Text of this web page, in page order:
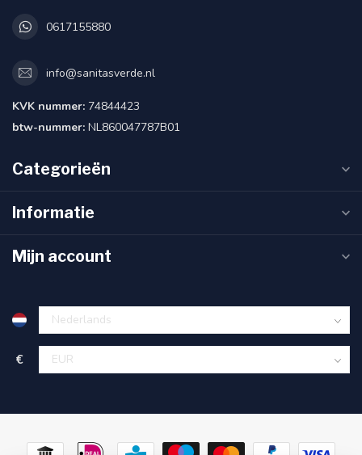
0617155880
info@sanitasverde.nl
KVK nummer: 74844423
btw-nummer: NL860047787B01
Categorieën
Informatie
Mijn account
€